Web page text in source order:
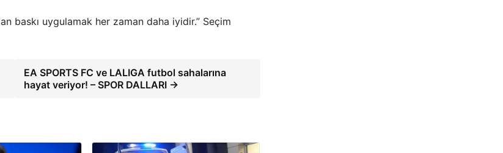
baskı uygulamak her zaman daha iyidir.” Seçim
EA SPORTS FC ve LALIGA futbol sahalarına
hayat veriyor! – SPOR DALLARI →